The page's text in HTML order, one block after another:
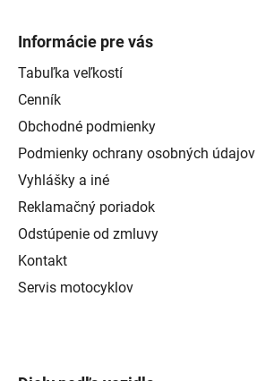
Informácie pre vás
Tabuľka veľkostí
Cenník
Obchodné podmienky
Podmienky ochrany osobných údajov
Vyhlášky a iné
Reklamačný poriadok
Odstúpenie od zmluvy
Kontakt
Servis motocyklov